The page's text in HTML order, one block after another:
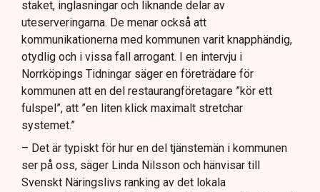
staket, inglasningar och liknande delar av
uteserveringarna. De menar också att
kommunikationerna med kommunen varit knapphändig,
otydlig och i vissa fall arrogant. I en intervju i
Norrköpings Tidningar säger en företrädare för
kommunen att en del restaurangföretagare ”kör ett
fulspel”, att ”en liten klick maximalt stretchar
systemet.”
– Det är typiskt för hur en del tjänstemän i kommunen
ser på oss, säger Linda Nilsson och hänvisar till
Svenskt Näringslivs ranking av det lokala